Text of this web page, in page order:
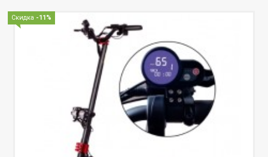
Скидка -11%